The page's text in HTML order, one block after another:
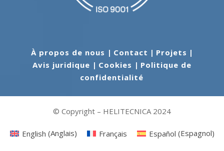
À propos de nous | Contact | Projets |
Avis juridique | Cookies | Politique de
confidentialité
© Copyright – HELITECNICA 2024
English (Anglais) Français Español (Espagnol)